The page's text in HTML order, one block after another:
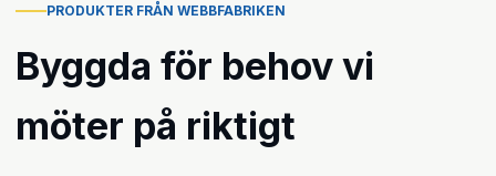
PRODUKTER FRÅN WEBBFABRIKEN
Byggda för behov vi
möter på riktigt